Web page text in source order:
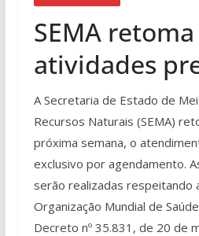
SEMA retoma
atividades
A Secretaria de Estado de
Recursos Naturais (SEMA)
próxima semana, o
exclusivo por agendamento.
serão realizadas respeitando
Organização Mundial de
Decreto nº 35.831, de 20 de